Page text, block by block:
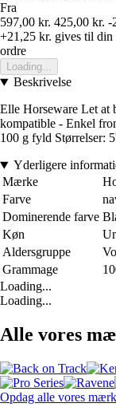
Fra
597,00 kr. 425,00 kr. -
+21,25 kr. gives til din
ordre
Loading...
Beskrivelse
Elle Horseware Let at
kompatible - Enkel
100 g fyld Størrelser:
Yderligere
Mærke
Farve
Dominerende farve
Køn
Aldersgruppe
Grammage
Loading...
Loading...
Alle vores
Opdag alle vores